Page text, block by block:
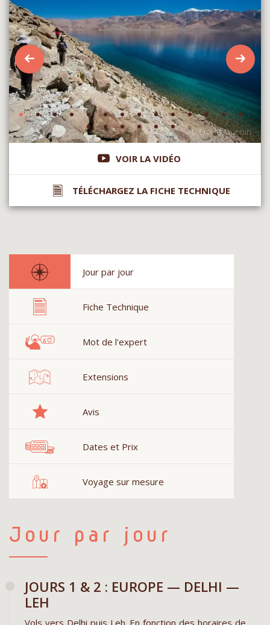
VOIR LA VIDÉO
TÉLÉCHARGEZ LA FICHE TECHNIQUE
Jour par jour
Fiche Technique
Mot de l'expert
Extensions
Avis
Dates et Prix
Voyage sur mesure
Jour par jour
JOURS 1 & 2 : EUROPE — DELHI —
LEH